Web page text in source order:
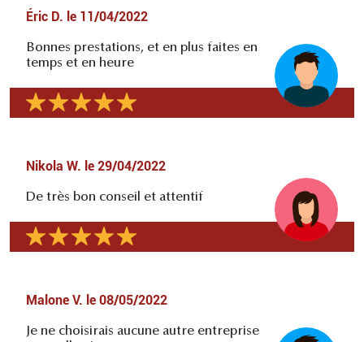
Éric D. le 11/04/2022
Bonnes prestations, et en plus faites en
temps et en heure
Nikola W. le 29/04/2022
De très bon conseil et attentif
Malone V. le 08/05/2022
Je ne choisirais aucune autre entreprise